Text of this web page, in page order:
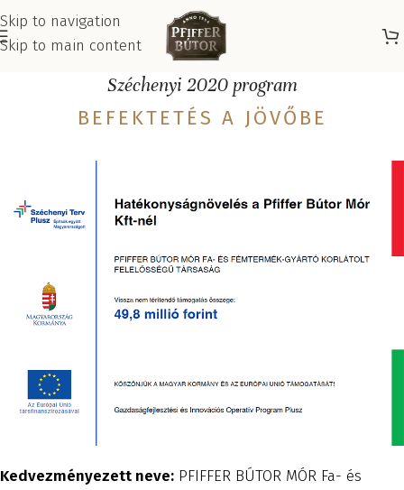
Skip to navigation
Skip to main content
Széchenyi 2020 program
BEFEKTETÉS A JÖVŐBE
Kedvezményezett neve: PFIFFER BÚTOR MÓR Fa- és